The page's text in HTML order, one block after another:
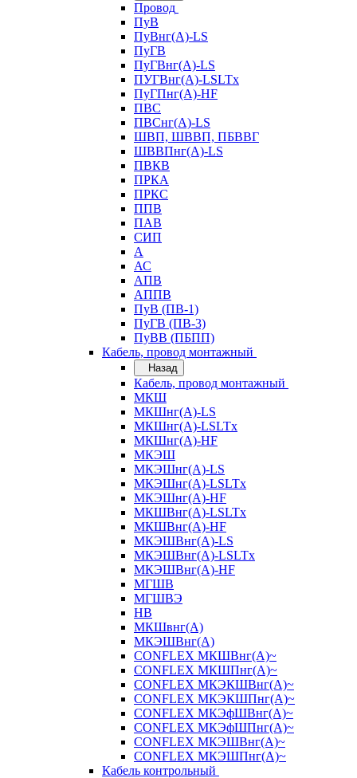
Провод
ПуВ
ПуВнг(А)-LS
ПуГВ
ПуГВнг(А)-LS
ПУГВнг(А)-LSLTx
ПуГПнг(А)-HF
ПВС
ПВСнг(А)-LS
ШВП, ШВВП, ПБВВГ
ШВВПнг(А)-LS
ПВКВ
ПРКА
ПРКС
ППВ
ПАВ
СИП
А
АС
АПВ
АППВ
ПуВ (ПВ-1)
ПуГВ (ПВ-3)
ПуВВ (ПБПП)
Кабель, провод монтажный
Назад
Кабель, провод монтажный
МКШ
МКШнг(А)-LS
МКШнг(А)-LSLTx
МКШнг(А)-HF
МКЭШ
МКЭШнг(А)-LS
МКЭШнг(А)-LSLTx
МКЭШнг(А)-HF
МКШВнг(A)-LSLTx
МКШВнг(А)-HF
МКЭШВнг(А)-LS
МКЭШВнг(A)-LSLTx
МКЭШВнг(А)-HF
МГШВ
МГШВЭ
НВ
МКШвнг(А)
МКЭШВнг(А)
CONFLEX МКШВнг(А)~
CONFLEX МКШПнг(А)~
CONFLEX МКЭКШВнг(А)~
CONFLEX МКЭКШПнг(А)~
CONFLEX МКЭфШВнг(А)~
CONFLEX МКЭфШПнг(А)~
CONFLEX МКЭШВнг(А)~
CONFLEX МКЭШПнг(А)~
Кабель контрольный